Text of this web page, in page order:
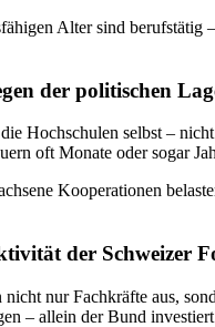
Alter sind
der politischen
Hochschulen selbst –
oft Monate oder sogar
Kooperationen
der Schweizer
nur Fachkräfte aus,
– allein der Bund